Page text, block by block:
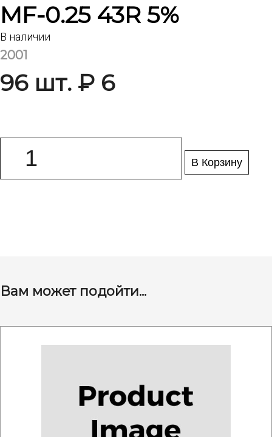
MF-0.25 43R 5%
В наличии
2001
96 шт. ₽ 6
В Корзину
Вам может подойти...